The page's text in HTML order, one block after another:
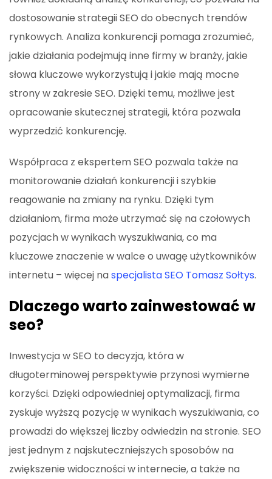
dostosowanie strategii SEO do obecnych trendów
rynkowych. Analiza konkurencji pomaga zrozumieć,
jakie działania podejmują inne firmy w branży, jakie
słowa kluczowe wykorzystują i jakie mają mocne
strony w zakresie SEO. Dzięki temu, możliwe jest
opracowanie skutecznej strategii, która pozwala
wyprzedzić konkurencję.
Współpraca z ekspertem SEO pozwala także na
monitorowanie działań konkurencji i szybkie
reagowanie na zmiany na rynku. Dzięki tym
działaniom, firma może utrzymać się na czołowych
pozycjach w wynikach wyszukiwania, co ma
kluczowe znaczenie w walce o uwagę użytkowników
internetu – więcej naspecjalista SEO Tomasz Sołtys.
Dlaczego warto zainwestować w
seo?
Inwestycja w SEO to decyzja, która w
długoterminowej perspektywie przynosi wymierne
korzyści. Dzięki odpowiedniej optymalizacji, firma
zyskuje wyższą pozycję w wynikach wyszukiwania, co
prowadzi do większej liczby odwiedzin na stronie. SEO
jest jednym z najskuteczniejszych sposobów na
zwiększenie widoczności w internecie, a także na